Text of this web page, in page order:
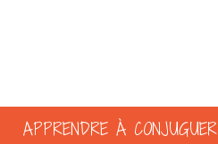
APPRENDRE À CONJUGUER